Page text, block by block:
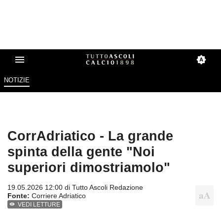
NOTIZIE
CorrAdriatico - La grande
spinta della gente "Noi
superiori dimostriamolo"
19.05.2026 12:00 di Tutto Ascoli Redazione
Fonte: Corriere Adriatico
VEDI LETTURE